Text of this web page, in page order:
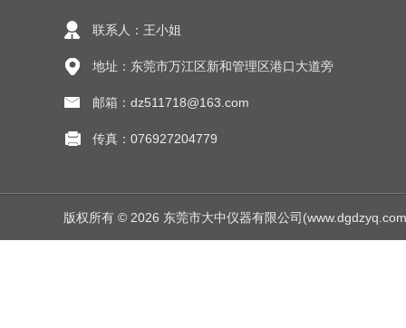
联系人：王小姐
地址：东莞市万江区新和管理区港口大道旁
邮箱：dz511718@163.com
传真：076927204779
版权所有 © 2026 东莞市大中仪器有限公司